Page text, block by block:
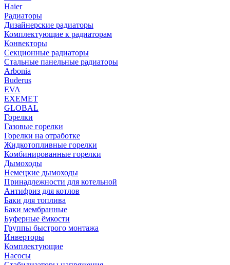
Haier
Радиаторы
Дизайнерские радиаторы
Комплектующие к радиаторам
Конвекторы
Секционные радиаторы
Стальные панельные радиаторы
Arbonia
Buderus
EVA
EXEMET
GLOBAL
Горелки
Газовые горелки
Горелки на отработке
Жидкотопливные горелки
Комбинированные горелки
Дымоходы
Немецкие дымоходы
Принадлежности для котельной
Антифриз для котлов
Баки для топлива
Баки мембранные
Буферные ёмкости
Группы быстрого монтажа
Инверторы
Комплектующие
Насосы